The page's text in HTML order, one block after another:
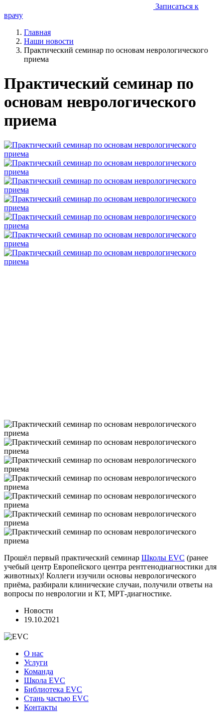
Записаться к
врачу
Главная
Наши новости
Практический семинар по основам неврологического
приема
Практический семинар по
основам неврологического
приема
Прошёл первый практический семинар Школы EVC (ранее
учебый центр Европейского центра рентгенодиагностики для
животных)! Коллеги изучили основы неврологического
приёма, разбирали клинические случаи, получили ответы на
вопросы по неврологии и КТ, МРТ-диагностике.
Новости
19.10.2021
О нас
Услуги
Команда
Школа EVC
Библиотека EVC
Стань частью EVC
Контакты